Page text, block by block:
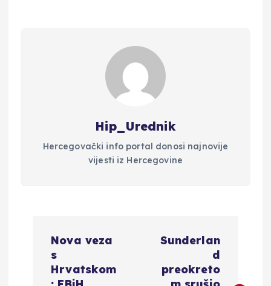
Hip_Urednik
Hercegovački info portal donosi najnovije
vijesti iz Hercegovine
Nova veza
s
Hrvatskom
Sunderlan
d
preokreto